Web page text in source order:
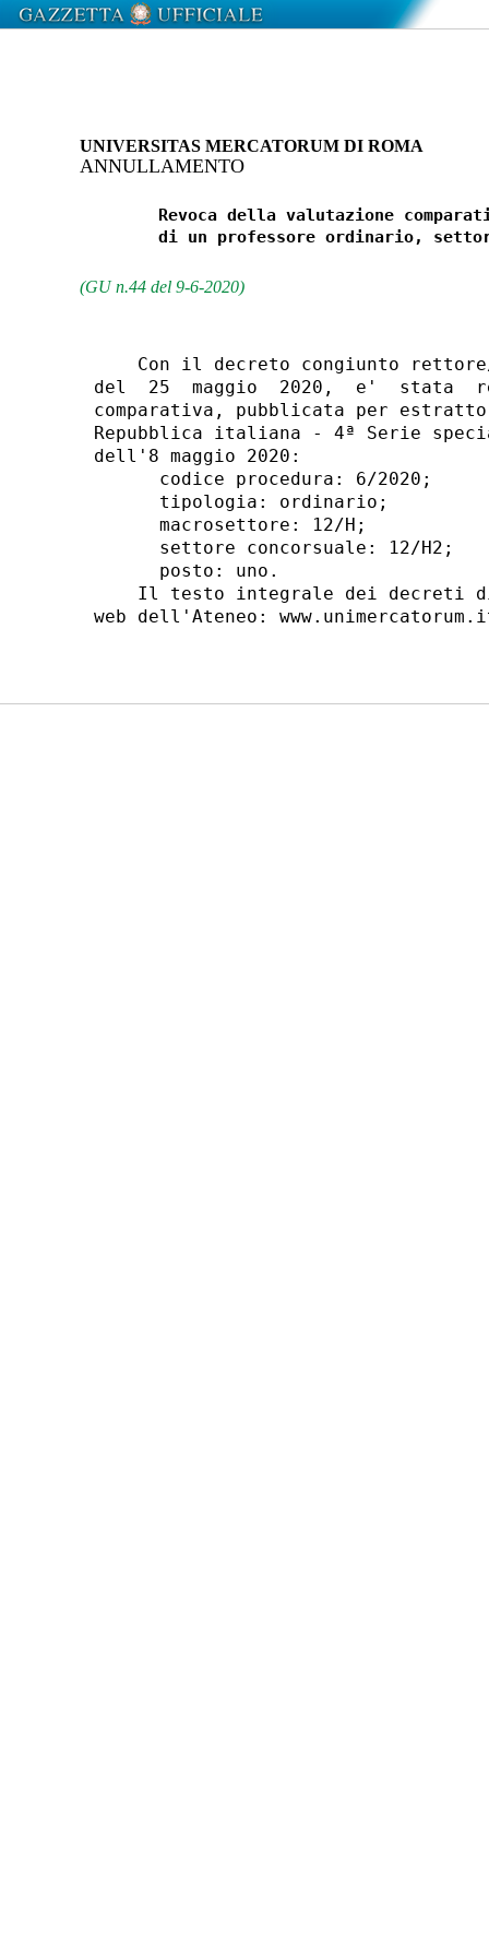
UNIVERSITAS MERCATORUM DI ROMA
ANNULLAMENTO
Revoca della valutazione
di un professore ordinario,
(GU n.44 del 9-6-2020)
Con il decreto congiunto
del  25  maggio  2020,  e'  stata
comparativa, pubblicata per
Repubblica italiana - 4ª Serie
dell'8 maggio 2020:
      codice procedura: 6/2020;
      tipologia: ordinario;
      macrosettore: 12/H;
      settore concorsuale: 12/H2;
      posto: uno.
Il testo integrale dei decreti
web dell'Ateneo: